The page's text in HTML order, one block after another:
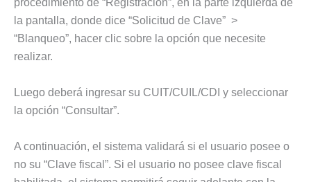
procedimiento de “Registración”, en la parte izquierda de
la pantalla, donde dice “Solicitud de Clave” >
“Blanqueo”, hacer clic sobre la opción que necesite
realizar.
Luego deberá ingresar su CUIT/CUIL/CDI y seleccionar
la opción “Consultar”.
A continuación, el sistema validará si el usuario posee o
no su “Clave fiscal”. Si el usuario no posee clave fiscal